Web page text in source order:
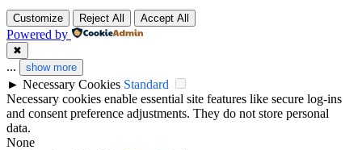
Customize Reject All Accept All
Powered by
✖
... show more
► Necessary Cookies Standard
Necessary cookies enable essential site features like secure log-ins
and consent preference adjustments. They do not store personal
data.
None